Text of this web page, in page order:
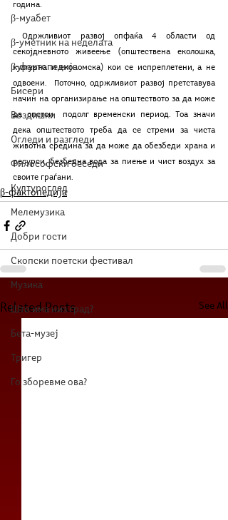
β-муабет
β-уметник на неделата
β-фактопедија
Бисери
Воздишки
Огледи и разгледи
Философски беседи
Културоглед
Мелемузика
Добри гости
Скопски поетски фестивал
Музика
Што има низ град?
Бета-музеј
Тригер
Го зборевме ова?
година.
Одржливиот развој опфаќа 4 области од
секојдневното живеење (општествена еколошка,
културна и економска) кои се испреплетени, а не
одвоени.  Поточно, одржливиот развој претставува
начин на организирање на општеството за да може
да опстои  подолг временски период. Тоа значи
дека општеството треба да се стреми за чиста
животна средина за да може да обезбеди храна и
ресурси, безбедна вода за пиење и чист воздух за
своите граѓани.
β-фактопедија
Related Posts See All